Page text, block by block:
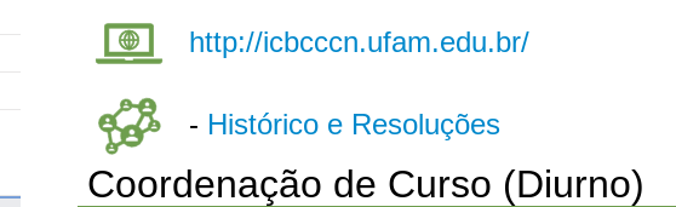
http://icbcccn.ufam.edu.br/
- Histórico e Resoluções
Coordenação de Curso (Diurno)